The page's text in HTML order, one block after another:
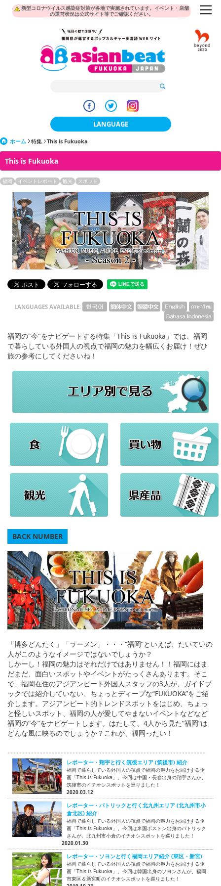
新型コロナウイルス感染症対策が各地で実施されています。イベント・店舗
の運営状況は公式サイト等でご確認ください。
LANGUAGE
簡体中文
繁體中文
English
ภาษาไทย
tiéng Viêt
Bahasa Indonesia
ホーム 特集 This is Fukuoka
This is Fukuoka
福岡 イベントレポート 観光 スポット
LANGUAGES AVAILABLE:
福岡の"今"をナビゲートする特集「This is Fukuoka」では、福岡
で暮らしている外国人の視点で福岡の魅力を幅広くお届け！ぜひ
旅の参考にしてくださいね！
BACK NUMBER
「博多どんたく」「ラーメン」・・・“福岡”といえば、たいていの
人がこのようなイメージではないでしょうか？
しかーし！福岡の魅力はそれだけではありません！！福岡にはま
だまだ、面白いスポットやイベントがたっくさんあります。そこ
で、福岡在住のアジアンビート外国人スタッフの3人が、ガイドブ
ックでは紹介していない、ちょっとディープな“FUKUOKA”をご紹
介します。アジアンビート的トレンドスポットをはじめ、ちょっ
と怪しいスポット、福岡の人が愛してやまないイベントなどなど
福岡の“今”をナビゲートします。はたして、4人から見た“福岡”は
どんな風に映るのでしょうか？これが、福岡ったい！
レポーター・翔宇と行く筑後エリア (筑後市) 紹介
福岡で暮らしている外国人の視点で福岡の魅力をお届けする企
画「This is Fukuoka」。今回は中国・長春出身の翔宇さんが、
筑後市のイチオシスポットを巡りました！
2020.03.12
レポーター・パトリックと行く北九州エリア (北九州市小
倉北区) 紹介
福岡で暮らしている外国人の視点で福岡の魅力をお届けする企
画「This is Fukuoka」。今回は米国ボストン出身のパトリック
さんが、北九州市小倉のイチオシスポットを巡りました！
2020.01.30
レポーター・ソヨンと行く福岡エリア紹介 (東区・新宮)
福岡で暮らしている外国人の視点で福岡の魅力をお届けする企
画「This is Fukuoka」。今回は韓国出身のソヨンさんが、福岡
市東区＆新宮町のイチオシスポットを巡りました！